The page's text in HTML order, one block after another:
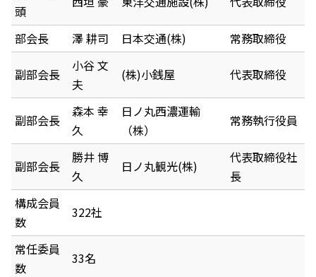
頭
部会長 澤 耕司 日本交通(株) 常務取締役
副部会長
小谷 文
夫
(株)小銭屋 代表取締役
副部会長
森本 幸
久
日ノ丸西濃運輸
（株）
常務執行役員
副部会長
勝井 博
久
日ノ丸観光(株)
代表取締役社
長
構成会員
数
322社
常任委員
数
33名